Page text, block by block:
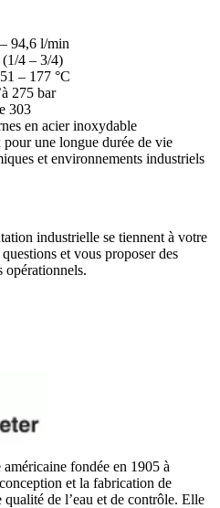
94,6 l/min
4 – 3/4)
– 177 °C
275 bar
303
en acier inoxydable
une longue durée de vie
et environnements industriels
industrielle se tiennent à votre
et vous proposer des
opérationnels.
fondée en 1905 à
et la fabrication de
de l’eau et de contrôle. Elle